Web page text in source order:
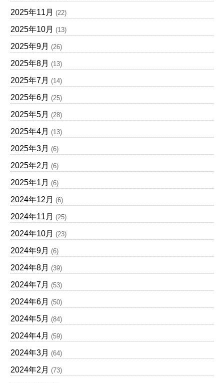
2025年11月 (22)
2025年10月 (13)
2025年9月 (26)
2025年8月 (13)
2025年7月 (14)
2025年6月 (25)
2025年5月 (28)
2025年4月 (13)
2025年3月 (6)
2025年2月 (6)
2025年1月 (6)
2024年12月 (6)
2024年11月 (25)
2024年10月 (23)
2024年9月 (6)
2024年8月 (39)
2024年7月 (53)
2024年6月 (50)
2024年5月 (84)
2024年4月 (59)
2024年3月 (64)
2024年2月 (73)